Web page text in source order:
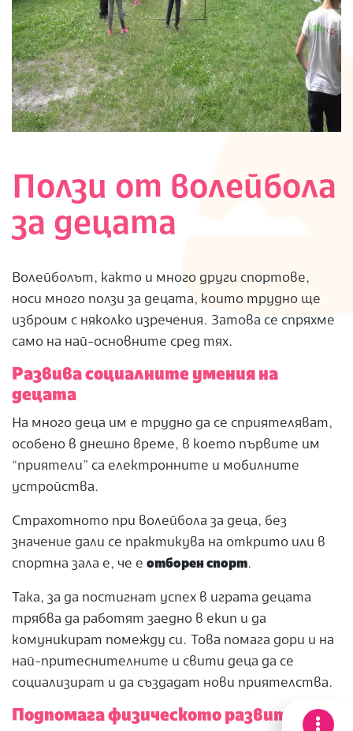
Ползи от волейбола
за децата
Волейболът, както и много други спортове,
носи много ползи за децата, които трудно ще
изброим с няколко изречения. Затова се спряхме
само на най-основните сред тях.
Развива социалните умения на
децата
На много деца им е трудно да се сприятеляват,
особено в днешно време, в което първите им
“приятели” са електронните и мобилните
устройства.
Страхотното при волейбола за деца, без
значение дали се практикува на открито или в
спортна зала е, че е отборен спорт.
Така, за да постигнат успех в играта децата
трябва да работят заедно в екип и да
комуникират помежду си. Това помага дори и на
най-притеснителните и свити деца да се
социализират и да създадат нови приятелства.
Подпомага физическото развитие на